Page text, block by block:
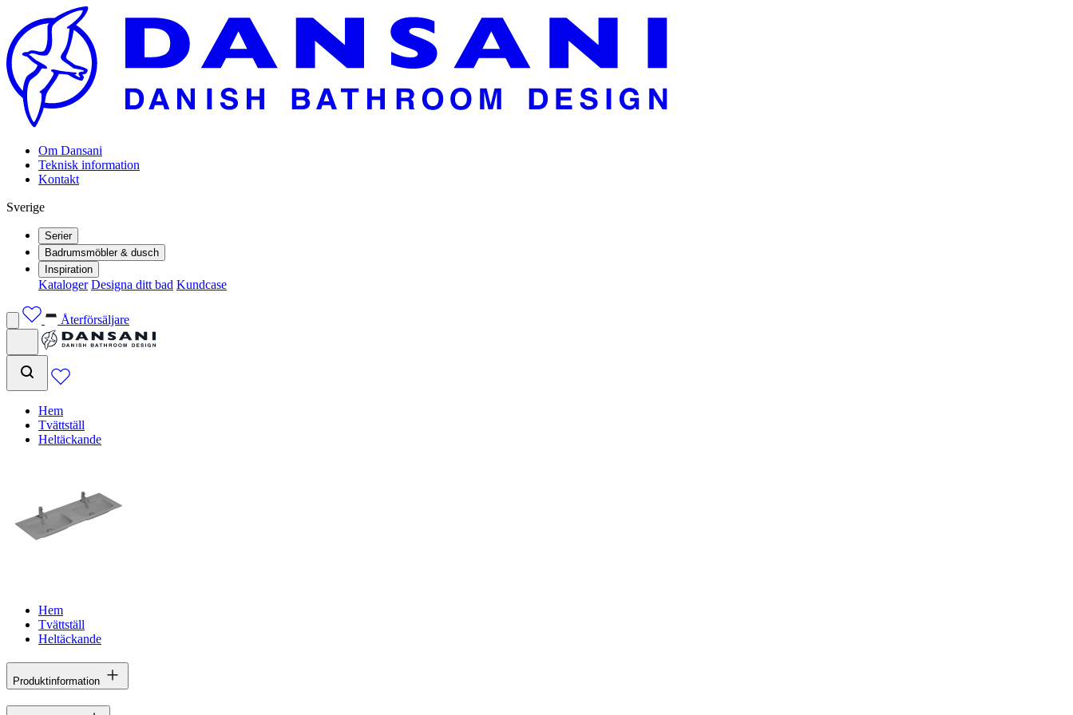
Om Dansani
Teknisk information
Kontakt
Sverige
Serier
Badrumsmöbler & dusch
Inspiration
Kataloger Designa ditt bad Kundcase
Återförsäljare
Hem
Tvättställ
Heltäckande
Hem
Tvättställ
Heltäckande
Produktinformation